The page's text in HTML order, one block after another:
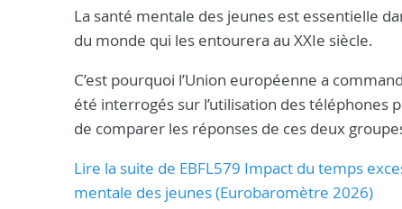
La santé mentale des jeunes est essentielle
du monde qui les entourera au XXIe siècle.
C’est pourquoi l’Union européenne a
été interrogés sur l’utilisation des téléphones
de comparer les réponses de ces deux
Lire la suite de EBFL579 Impact du temps
mentale des jeunes (Eurobaromètre 2026)